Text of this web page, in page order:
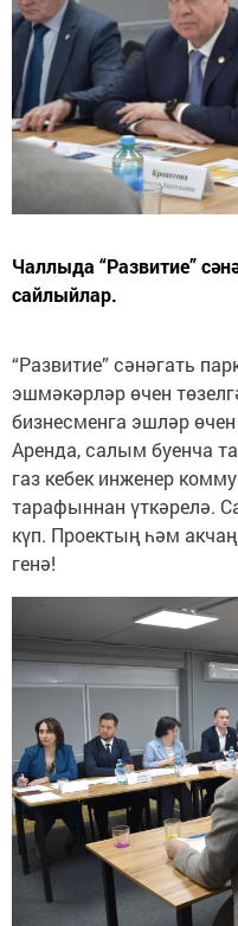
Чаллыда “Развитие”
сайлыйлар.
“Развитие” сәнәгать
эшмәкәрләр өчен
бизнесменга эшләр
Аренда, салым буенча
газ кебек инженер
тарафыннан үткәрелә.
күп. Проектың һәм
генә!